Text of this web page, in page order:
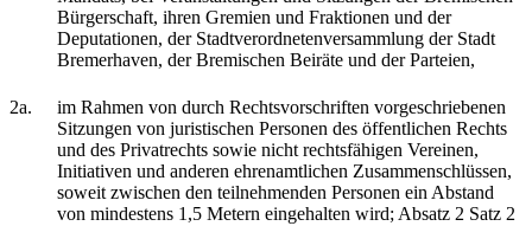
Bürgerschaft, ihren Gremien und Fraktionen und der
Deputationen, der Stadtverordnetenversammlung der Stadt
Bremerhaven, der Bremischen Beiräte und der Parteien,
2a.
im Rahmen von durch Rechtsvorschriften vorgeschriebenen
Sitzungen von juristischen Personen des öffentlichen Rechts
und des Privatrechts sowie nicht rechtsfähigen Vereinen,
Initiativen und anderen ehrenamtlichen Zusammenschlüssen,
soweit zwischen den teilnehmenden Personen ein Abstand
von mindestens 1,5 Metern eingehalten wird; Absatz 2 Satz 2